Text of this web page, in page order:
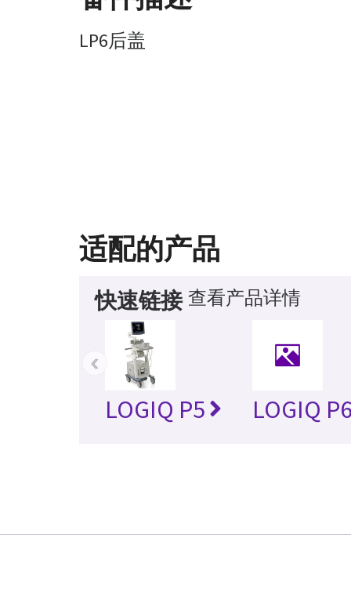
LP6后盖
适配的产品
快速链接 查看产品详情
LOGIQ P5 LOGIQ
‹